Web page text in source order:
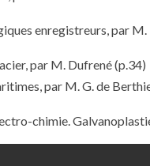
enregistreurs, par M.
par M. Dufrené(p.34)
par M. G. de
chimie.